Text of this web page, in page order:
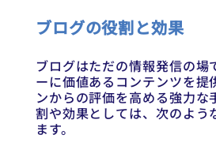
ブログの役割と効果
ブログはただの情報発信の場
ーに価値あるコンテンツを提
ンからの評価を高める強力な
割や効果としては、次のよう
ます。